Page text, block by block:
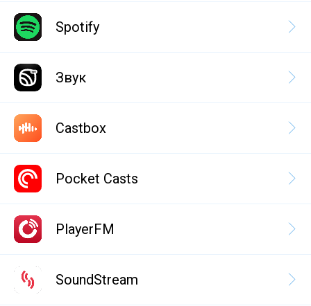
Spotify
Звук
Castbox
Pocket Casts
PlayerFM
SoundStream